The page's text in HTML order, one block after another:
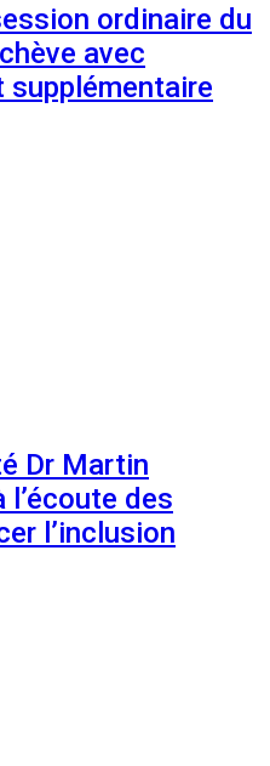
ordinaire du
avec
supplémentaire
Dr Martin
des
l’inclusion